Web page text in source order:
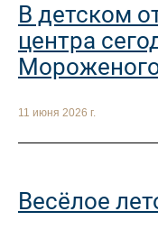
В детском
центра
11 июня 2026 г.
Весёлое